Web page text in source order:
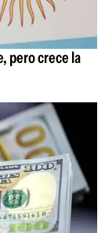
pero crece la